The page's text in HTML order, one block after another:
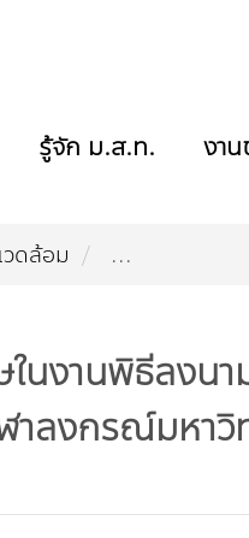
รู้จัก ม.ส.ท. งาน
ดล้อม ...
ในงานพิธีลง
าลงกรณ์มหา